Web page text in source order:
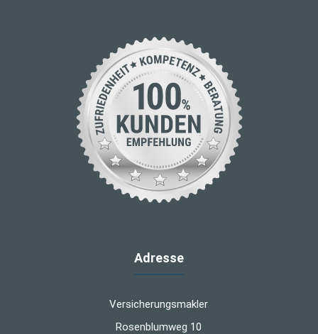
Adresse
Versicherungsmakler
Rosenblumweg 10